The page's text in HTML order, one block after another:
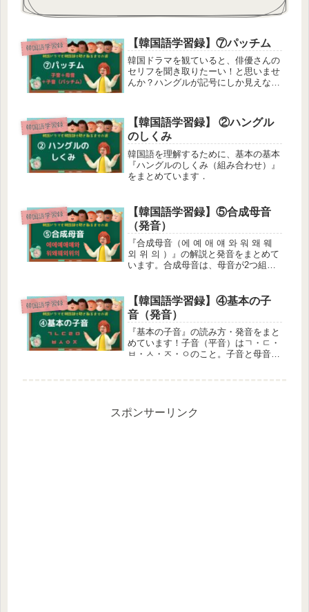
韓国語学習録 【韓国語学習録】⑦パッチム
韓国ドラマを観ていると、俳優さんの
セリフを聞き取りたーい！と思いませ
んか？ハングルが記号にしか見えない
理解をまとめてみました！【まとめ】
パッチムパッチムとは、母音と子音の
組...
韓国語学習録
【韓国語学習録】 ②ハングル
のしくみ
韓国語を理解するために、基本の基本
『ハングルのしくみ（組み合わせ）』
をまとめています．
韓国語学習録
【韓国語学習録】⑤合成母音
（発音）
『合成母音（에 예 애 얘 와 워 왜 웨
외 위 의 ）』の解説と発音をまとめて
います。合成母音は、母音が2つ組み
韓国語学習録
【韓国語学習録】④基本の子
音（発音）
『基本の子音』の読み方・発音をまと
めています！子音（平音）はㄱ・ㄷ・
ㅂ・ㅅ・ㅈ・ㅇのこと。子音と母音の
スポンサーリンク